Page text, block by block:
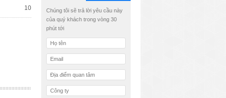
10
Chúng tôi sẽ trả lời yêu cầu này
của quý khách trong vòng 30
phút tới